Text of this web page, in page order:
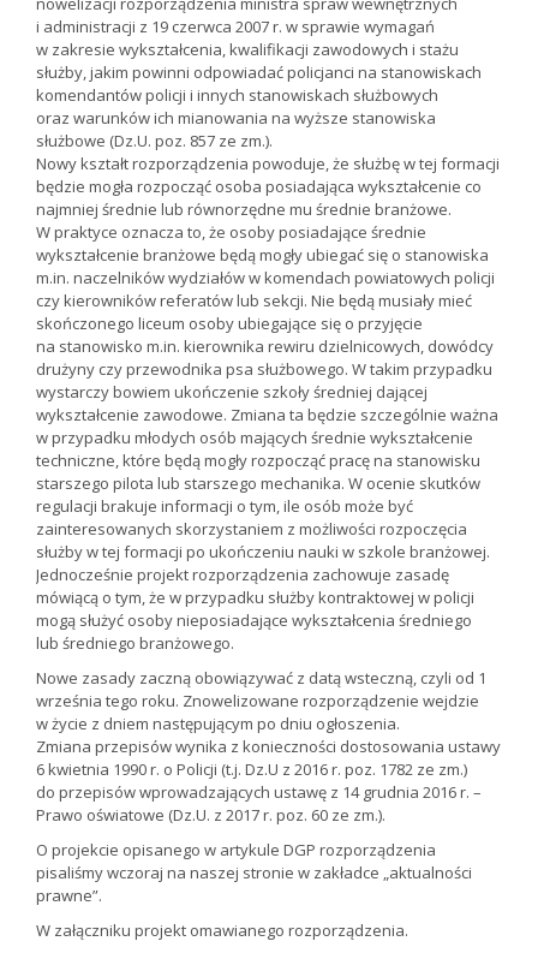
i administracji z 19 czerwca 2007 r. w sprawie wymagań
w zakresie wykształcenia, kwalifikacji zawodowych i stażu
służby, jakim powinni odpowiadać policjanci na stanowiskach
komendantów policji i innych stanowiskach służbowych
oraz warunków ich mianowania na wyższe stanowiska
służbowe (Dz.U. poz. 857 ze zm.).
Nowy kształt rozporządzenia powoduje, że służbę w tej formacji
będzie mogła rozpocząć osoba posiadająca wykształcenie co
najmniej średnie lub równorzędne mu średnie branżowe.
W praktyce oznacza to, że osoby posiadające średnie
wykształcenie branżowe będą mogły ubiegać się o stanowiska
m.in. naczelników wydziałów w komendach powiatowych policji
czy kierowników referatów lub sekcji. Nie będą musiały mieć
skończonego liceum osoby ubiegające się o przyjęcie
na stanowisko m.in. kierownika rewiru dzielnicowych, dowódcy
drużyny czy przewodnika psa służbowego. W takim przypadku
wystarczy bowiem ukończenie szkoły średniej dającej
wykształcenie zawodowe. Zmiana ta będzie szczególnie ważna
w przypadku młodych osób mających średnie wykształcenie
techniczne, które będą mogły rozpocząć pracę na stanowisku
starszego pilota lub starszego mechanika. W ocenie skutków
regulacji brakuje informacji o tym, ile osób może być
zainteresowanych skorzystaniem z możliwości rozpoczęcia
służby w tej formacji po ukończeniu nauki w szkole branżowej.
Jednocześnie projekt rozporządzenia zachowuje zasadę
mówiącą o tym, że w przypadku służby kontraktowej w policji
mogą służyć osoby nieposiadające wykształcenia średniego
lub średniego branżowego.
Nowe zasady zaczną obowiązywać z datą wsteczną, czyli od 1
września tego roku. Znowelizowane rozporządzenie wejdzie
w życie z dniem następującym po dniu ogłoszenia.
Zmiana przepisów wynika z konieczności dostosowania ustawy
6 kwietnia 1990 r. o Policji (t.j. Dz.U z 2016 r. poz. 1782 ze zm.)
do przepisów wprowadzających ustawę z 14 grudnia 2016 r. –
Prawo oświatowe (Dz.U. z 2017 r. poz. 60 ze zm.).
O projekcie opisanego w artykule DGP rozporządzenia
pisaliśmy wczoraj na naszej stronie w zakładce „aktualności
prawne”.
W załączniku projekt omawianego rozporządzenia.